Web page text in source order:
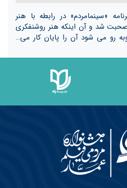
«سینمامردم» در رابطه با هنر
صحبت شد و آن اینکه هنر روشنفکری
رو می شود آن را پایان کار می…